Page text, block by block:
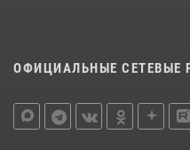
ОФИЦИАЛЬНЫЕ СЕТЕВЫЕ